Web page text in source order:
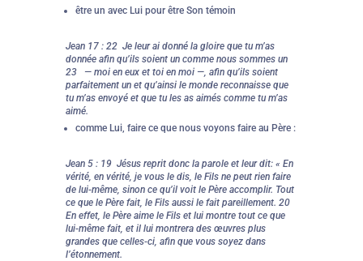
être un avec Lui pour être Son témoin
Jean 17 : 22 Je leur ai donné la gloire que tu m’as
donnée afin qu’ils soient un comme nous sommes un
23 — moi en eux et toi en moi —, afin qu’ils soient
parfaitement un et qu’ainsi le monde reconnaisse que
tu m’as envoyé et que tu les as aimés comme tu m’as
aimé.
comme Lui, faire ce que nous voyons faire au Père :
Jean 5 : 19 Jésus reprit donc la parole et leur dit: « En
vérité, en vérité, je vous le dis, le Fils ne peut rien faire
de lui-même, sinon ce qu’il voit le Père accomplir. Tout
ce que le Père fait, le Fils aussi le fait pareillement. 20
En effet, le Père aime le Fils et lui montre tout ce que
lui-même fait, et il lui montrera des œuvres plus
grandes que celles-ci, afin que vous soyez dans
l’étonnement.